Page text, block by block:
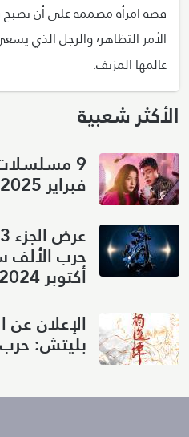
قصة امرأة مصممة على أن تصبح
الأمر التظاهر٬
عالمها المزيف.
الأكثر شعبية
9
فبراير 2025
أكتوبر 2024!
بليتش: